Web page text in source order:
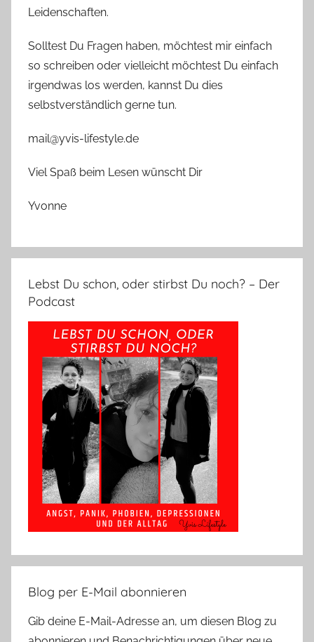
Leidenschaften.
Solltest Du Fragen haben, möchtest mir einfach
so schreiben oder vielleicht möchtest Du einfach
irgendwas los werden, kannst Du dies
selbstverständlich gerne tun.
mail@yvis-lifestyle.de
Viel Spaß beim Lesen wünscht Dir
Yvonne
Lebst Du schon, oder stirbst Du noch? – Der
Podcast
Blog per E-Mail abonnieren
Gib deine E-Mail-Adresse an, um diesen Blog zu